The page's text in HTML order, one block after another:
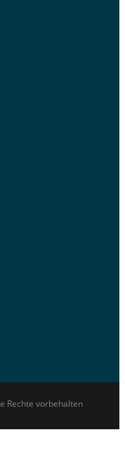
Rechte vorbehalten